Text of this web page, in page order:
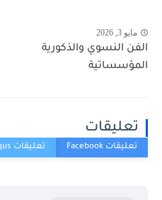
مايو 3, 2026
الفن النسوي والذكورية
المؤسساتية
تعليقات